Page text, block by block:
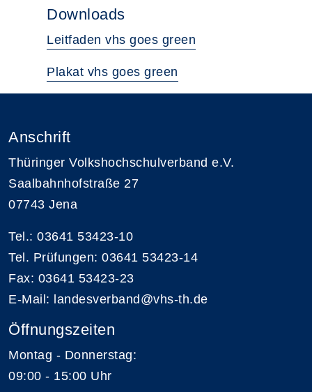
Downloads
Leitfaden vhs goes green
Plakat vhs goes green
Anschrift
Thüringer Volkshochschulverband e.V.
Saalbahnhofstraße 27
07743 Jena
Tel.: 03641 53423-10
Tel. Prüfungen: 03641 53423-14
Fax: 03641 53423-23
E-Mail: landesverband@vhs-th.de
Öffnungszeiten
Montag - Donnerstag:
09:00 - 15:00 Uhr